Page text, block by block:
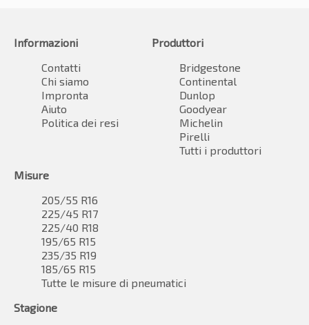
Informazioni
Contatti
Chi siamo
Impronta
Aiuto
Politica dei resi
Produttori
Bridgestone
Continental
Dunlop
Goodyear
Michelin
Pirelli
Tutti i produttori
Misure
205/55 R16
225/45 R17
225/40 R18
195/65 R15
235/35 R19
185/65 R15
Tutte le misure di pneumatici
Stagione